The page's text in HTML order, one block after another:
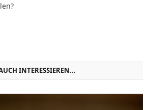
INTERESSIEREN...